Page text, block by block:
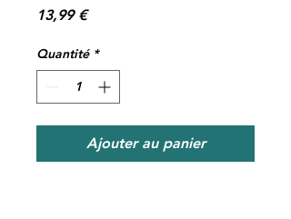
13,99 €Prix
Quantité *
Ajouter au panier